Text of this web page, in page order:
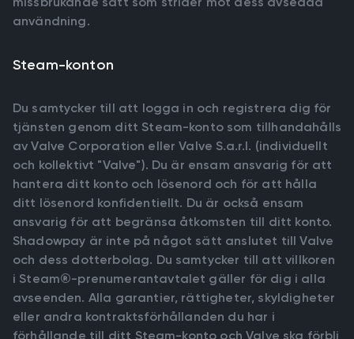
användning.
Steam-konton
Du samtycker till att logga in och registrera dig för
tjänsten genom ditt Steam-konto som tillhandahålls
av Valve Corporation eller Valve S.a.r.l. (individuellt
och kollektivt "Valve"). Du är ensam ansvarig för att
hantera ditt konto och lösenord och för att hålla
ditt lösenord konfidentiellt. Du är också ensam
ansvarig för att begränsa åtkomsten till ditt konto.
Shadowpay är inte på något sätt anslutet till Valve
och dess dotterbolag. Du samtycker till att villkoren
i Steam®-prenumerantavtalet gäller för dig i alla
avseenden. Alla garantier, rättigheter, skyldigheter
eller andra kontraktsförhållanden du har i
förhållande till ditt Steam-konto och Valve ska förbli